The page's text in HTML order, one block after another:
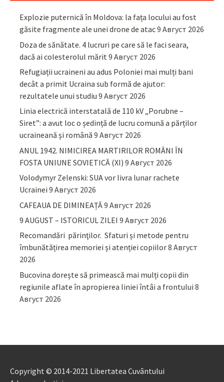
Explozie puternică în Moldova: la fața locului au fost
găsite fragmente ale unei drone de atac9 Август 2026
Doza de sănătate. 4 lucruri pe care să le faci seara,
dacă ai colesterolul mărit 9 Август 2026
Refugiații ucraineni au adus Poloniei mai mulți bani
decât a primit Ucraina sub formă de ajutor:
rezultatele unui studiu 9 Август 2026
Linia electrică interstatală de 110 kV „Porubne –
Siret”: a avut loc o ședință de lucru comună a părților
ucraineană și română 9 Август 2026
ANUL 1942. NIMICIREA MARTIRILOR ROMÂNI ÎN
FOSTA UNIUNE SOVIETICĂ (XI) 9 Август 2026
Volodymyr Zelenski: SUA vor livra lunar rachete
Ucrainei 9 Август 2026
CAFEAUA DE DIMINEAȚĂ9 Август 2026
9 AUGUST – ISTORICUL ZILEI 9 Август 2026
Recomandări părinţilor. Sfaturi și metode pentru
îmbunătățirea memoriei și atenției copiilor8 Август
2026
Bucovina dorește să primească mai mulți copii din
regiunile aflate în apropierea liniei întâi a frontului 8
Август 2026
Copyright © 2014-2021 Libertatea Cuvântului